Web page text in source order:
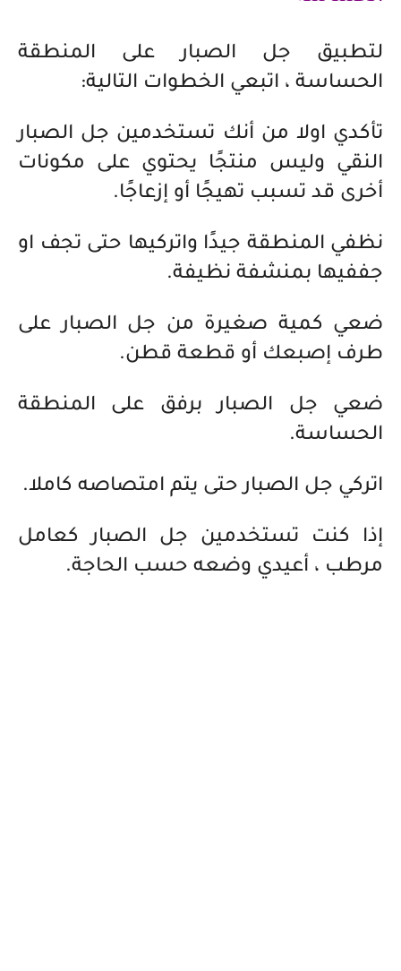
لتطبيق جل الصبار على المنطقة
الحساسة ، اتبعي الخطوات التالية:
تأكدي اولا من أنك تستخدمين جل الصبار
النقي وليس منتجًا يحتوي على مكونات
أخرى قد تسبب تهيجًا أو إزعاجًا.
نظفي المنطقة جيدًا واتركيها حتى تجف او
جففيها بمنشفة نظيفة.
ضعي كمية صغيرة من جل الصبار على
طرف إصبعك أو قطعة قطن.
ضعي جل الصبار برفق على المنطقة
الحساسة.
اتركي جل الصبار حتى يتم امتصاصه كاملا.
إذا كنت تستخدمين جل الصبار كعامل
مرطب ، أعيدي وضعه حسب الحاجة.